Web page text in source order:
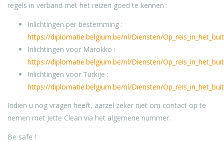
regels in verband met het reizen goed te kennen :
Inlichtingen per bestemming :
https://diplomatie.belgium.be/nl/Diensten/
Inlichtingen voor Marokko :
https://diplomatie.belgium.be/nl/Diensten/
Inlichtingen voor Turkije :
https://diplomatie.belgium.be/nl/Diensten/
Indien u nog vragen heeft, aarzel zeker niet om contact op te
nemen met Jette Clean via het algemene nummer.
Be safe !